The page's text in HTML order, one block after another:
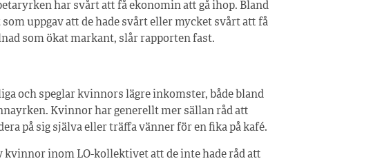
har svårt att få ekonomin att gå ihop. Bland
uppgav att de hade svårt eller mycket svårt att få
som ökat markant, slår rapporten fast.
och speglar kvinnors lägre inkomster, både bland
Kvinnor har generellt mer sällan råd att
på sig själva eller träffa vänner för en fika på kafé.
kvinnor inom LO-kollektivet att de inte hade råd att